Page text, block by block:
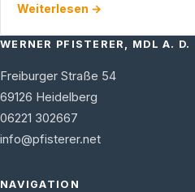
…
Weiterlesen →
WERNER PFISTERER, MDL A. D.
Freiburger Straße 54
69126 Heidelberg
06221 302667
info@pfisterer.net
NAVIGATION